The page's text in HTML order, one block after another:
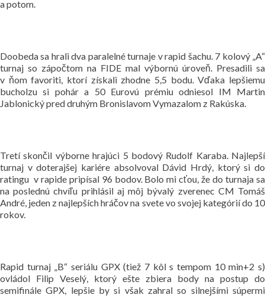
a potom.
Doobeda sa hrali dva paralelné turnaje v rapid šachu. 7 kolový „A“
turnaj so zápočtom na FIDE mal výbornú úroveň. Presadili sa
v ňom favoriti, ktorí získali zhodne 5,5 bodu. Vďaka lepšiemu
bucholzu si pohár a 50 Eurovú prémiu odniesol IM Martin
Jablonický pred druhým Bronislavom Vymazalom z Rakúska.
Tretí skončil výborne hrajúci 5 bodový Rudolf Karaba. Najlepší
turnaj v doterajšej kariére absolvoval Dávid Hrdý, ktorý si do
ratingu v rapide pripísal 96 bodov. Bolo mi cťou, že do turnaja sa
na poslednú chvíľu prihlásil aj môj bývalý zverenec CM Tomáš
André, jeden z najlepších hráčov na svete vo svojej kategórií do 10
rokov.
Rapid turnaj „B“ seriálu GPX (tiež 7 kôl s tempom 10 min+2 s)
ovládol Filip Veselý, ktorý ešte zbiera body na postup do
semifinále GPX, lepšie by si však zahral so silnejšími súpermi